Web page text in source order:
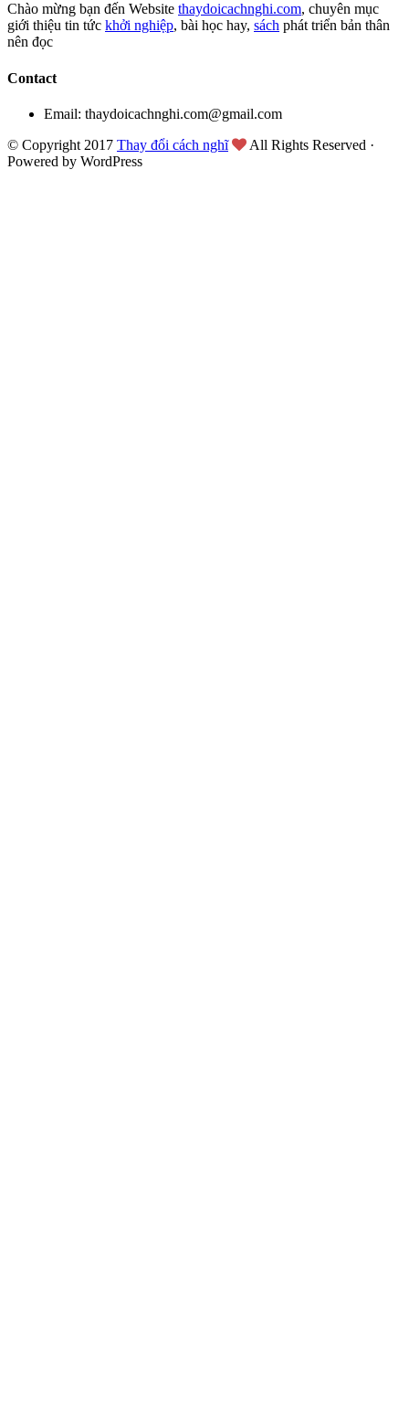
Chào mừng bạn đến Website thaydoicachnghi.com, chuyên mục
giới thiệu tin tức khởi nghiệp, bài học hay, sách phát triển bản thân
nên đọc
Contact
Email: thaydoicachnghi.com@gmail.com
© Copyright 2017 Thay đổi cách nghĩ
All Rights Reserved ·
Powered by WordPress